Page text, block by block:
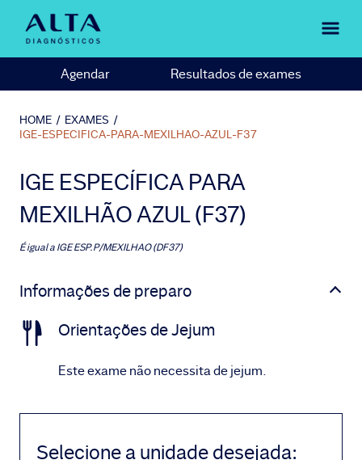
Agendar Resultados de exames
HOME / EXAMES /
IGE-ESPECIFICA-PARA-MEXILHAO-AZUL-F37
IGE ESPECÍFICA PARA
MEXILHÃO AZUL (F37)
É igual aIGE ESP.P/MEXILHAO (DF37)
Informações de preparo
Orientações de Jejum
Este exame não necessita de jejum.
Selecione a unidade desejada: